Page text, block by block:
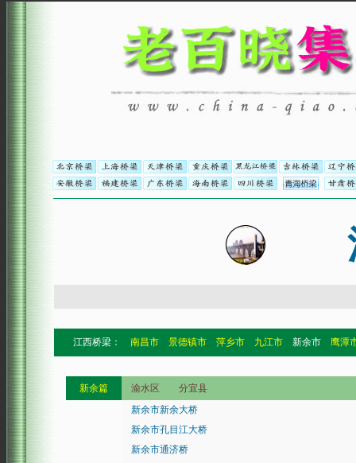
江西桥梁： 南昌市 景德镇市 萍乡市 九江市 新余市 鹰潭
新余篇
渝水区 分宜县
新余市新余大桥
新余市孔目江大桥
新余市通济桥